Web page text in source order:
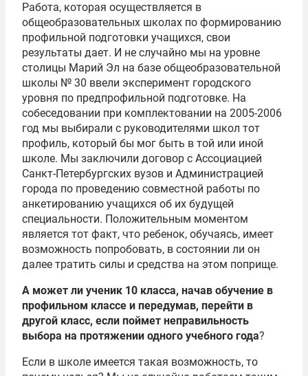
Работа, которая осуществляется в
общеобразовательных школах по формированию
профильной подготовки учащихся, свои
результаты дает. И не случайно мы на уровне
столицы Марий Эл на базе общеобразовательной
школы № 30 ввели эксперимент городского
уровня по предпрофильной подготовке. На
собеседовании при комплектовании на 2005-2006
год мы выбирали с руководителями школ тот
профиль, который бы мог быть в той или иной
школе. Мы заключили договор с Ассоциацией
Санкт-Петербургских вузов и Администрацией
города по проведению совместной работы по
анкетированию учащихся об их будущей
специальности. Положительным моментом
является тот факт, что ребенок, обучаясь, имеет
возможность попробовать, в состоянии ли он
далее тратить силы и средства на этом поприще.
А может ли ученик 10 класса, начав обучение в
профильном классе и передумав, перейти в
другой класс, если поймет неправильность
выбора на протяжении одного учебного года?
Если в школе имеется такая возможность, то